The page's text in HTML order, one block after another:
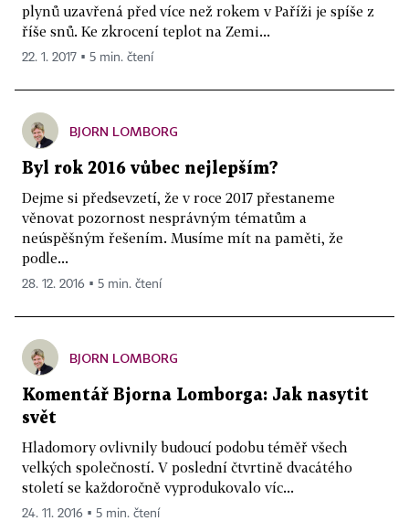
plynů uzavřená před více než rokem v Paříži je spíše z
říše snů. Ke zkrocení teplot na Zemi...
22. 1. 2017 ▪ 5 min. čtení
BJORN LOMBORG
Byl rok 2016 vůbec nejlepším?
Dejme si předsevzetí, že v roce 2017 přestaneme
věnovat pozornost nesprávným tématům a
neúspěšným řešením. Musíme mít na paměti, že
podle...
28. 12. 2016 ▪ 5 min. čtení
BJORN LOMBORG
Komentář Bjorna Lomborga: Jak nasytit
svět
Hladomory ovlivnily budoucí podobu téměř všech
velkých společností. V poslední čtvrtině dvacátého
století se každoročně vyprodukovalo víc...
24. 11. 2016 ▪ 5 min. čtení